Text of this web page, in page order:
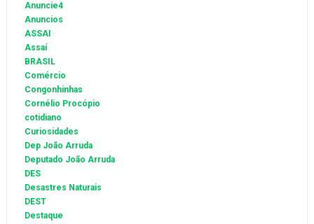
Anuncie4
Anuncios
ASSAI
Assaí
BRASIL
Comércio
Congonhinhas
Cornélio Procópio
cotidiano
Curiosidades
Dep João Arruda
Deputado João Arruda
DES
Desastres Naturais
DEST
Destaque